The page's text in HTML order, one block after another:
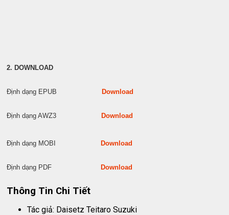
2. DOWNLOAD
Định dạng EPUB Download
Định dạng AWZ3 Download
Định dạng MOBI Download
Định dạng PDF Download
Thông Tin Chi Tiết
Tác giả: Daisetz Teitaro Suzuki